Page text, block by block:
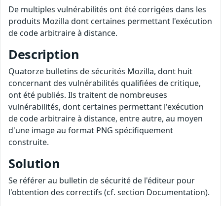
De multiples vulnérabilités ont été corrigées dans les
produits Mozilla dont certaines permettant l'exécution
de code arbitraire à distance.
Description
Quatorze bulletins de sécurités Mozilla, dont huit
concernant des vulnérabilités qualifiées de critique,
ont été publiés. Ils traitent de nombreuses
vulnérabilités, dont certaines permettant l'exécution
de code arbitraire à distance, entre autre, au moyen
d'une image au format PNG spécifiquement
construite.
Solution
Se référer au bulletin de sécurité de l'éditeur pour
l'obtention des correctifs (cf. section Documentation).